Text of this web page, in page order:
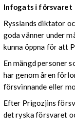
Infogats i försvaret
Rysslands diktator
goda vänner under
kunna öppna för att
En mängd personer
har genom åren
försvinnande eller
Efter Prigozjins
det ryska försvaret